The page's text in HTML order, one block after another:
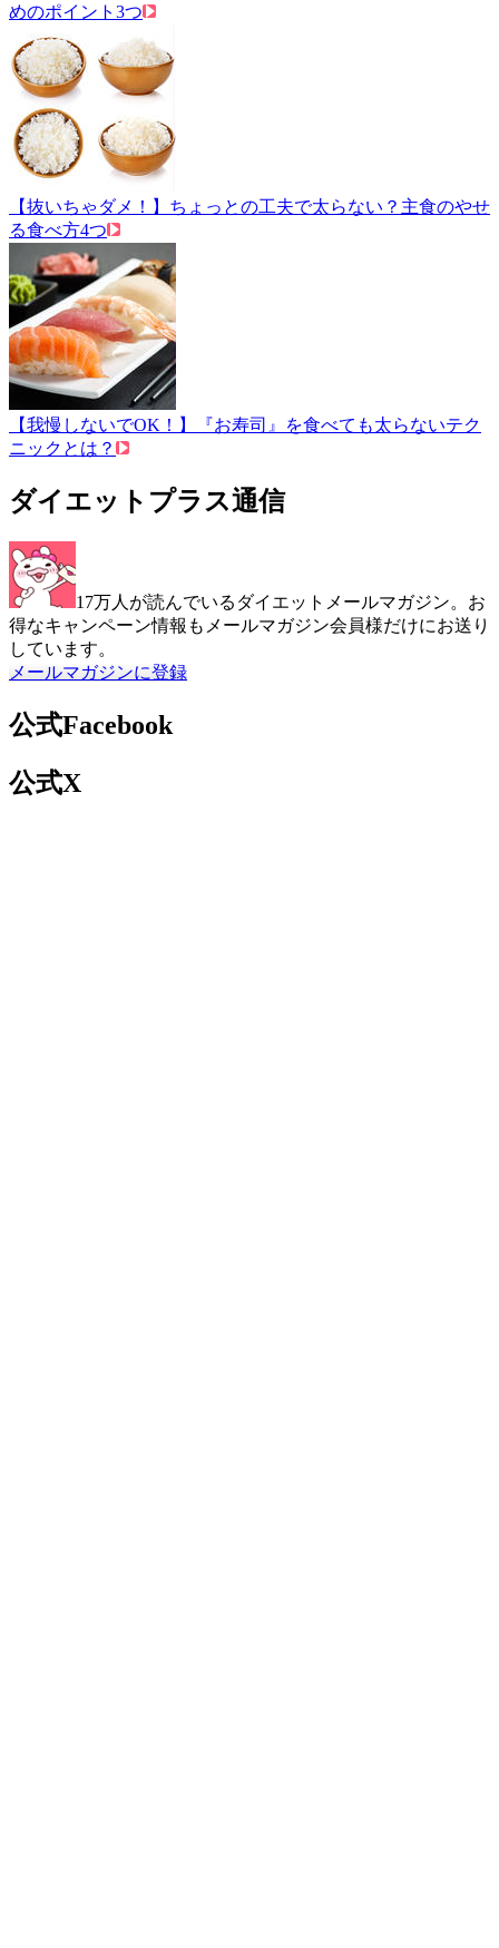
めのポイント3つ
【抜いちゃダメ！】ちょっとの工夫で太らない？主食のやせ
る食べ方4つ
【我慢しないでOK！】『お寿司』を食べても太らないテク
ニックとは？
ダイエットプラス通信
17万人が読んでいるダイエットメールマガジン。お
得なキャンペーン情報もメールマガジン会員様だけにお送り
しています。
メールマガジンに登録
公式Facebook
公式X